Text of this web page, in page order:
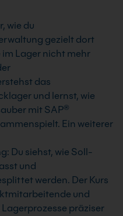
wie du
gezielt dort
Lager nicht mehr
das
und lernst, wie
mit SAP®
Ein weiterer
Du siehst, wie Soll-
und
werden. Der Kurs
und
präziser